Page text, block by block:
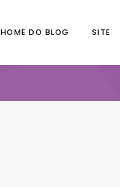
HOME DO BLOG SITE